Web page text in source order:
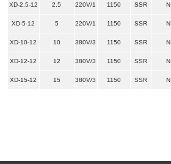
XD-2.5-12 2.5 220V/1 1150 SSR N
XD-5-12 5 220V/1 1150 SSR N
XD-10-12 10 380V/3 1150 SSR N
XD-12-12 12 380V/3 1150 SSR N
XD-15-12 15 380V/3 1150 SSR N